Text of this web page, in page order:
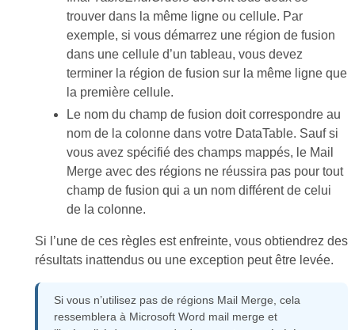
trouver dans la même ligne ou cellule. Par
exemple, si vous démarrez une région de fusion
dans une cellule d’un tableau, vous devez
terminer la région de fusion sur la même ligne que
la première cellule.
Le nom du champ de fusion doit correspondre au
nom de la colonne dans votre DataTable. Sauf si
vous avez spécifié des champs mappés, le Mail
Merge avec des régions ne réussira pas pour tout
champ de fusion qui a un nom différent de celui
de la colonne.
Si l’une de ces règles est enfreinte, vous obtiendrez des
résultats inattendus ou une exception peut être levée.
Si vous n’utilisez pas de régions Mail Merge, cela
ressemblera à Microsoft Word mail merge et